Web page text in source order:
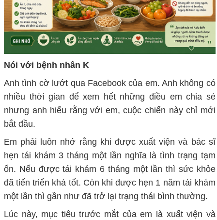
Nói với bệnh nhân K
Anh tình cờ lướt qua Facebook của em. Anh không có
nhiều thời gian để xem hết những điều em chia sẻ
nhưng anh hiểu rằng với em, cuộc chiến này chỉ mới
bắt đầu.
Em phải luôn nhớ rằng khi được xuất viện và bác sĩ
hẹn tái khám 3 tháng một lần nghĩa là tình trạng tạm
ổn. Nếu được tái khám 6 tháng một lần thì sức khỏe
đã tiến triển khá tốt. Còn khi được hẹn 1 năm tái khám
một lần thì gần như đã trở lại trạng thái bình thường.
Lúc này, mục tiêu trước mắt của em là xuất viện và